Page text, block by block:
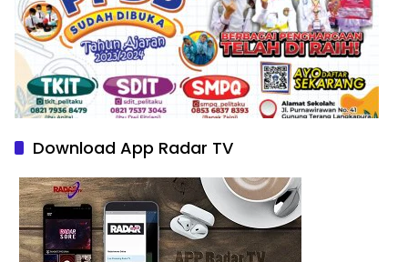
Download App Radar TV